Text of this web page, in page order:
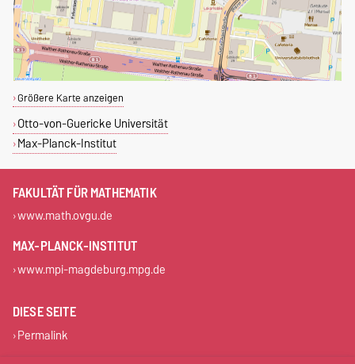
Größere Karte anzeigen
Otto-von-Guericke Universität
Max-Planck-Institut
FAKULTÄT FÜR MATHEMATIK
www.math.ovgu.de
MAX-PLANCK-INSTITUT
www.mpi-magdeburg.mpg.de
DIESE SEITE
Permalink